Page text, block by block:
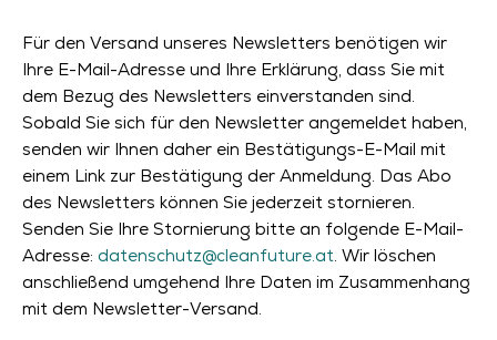
Für den Versand unseres Newsletters benötigen wir
Ihre E-Mail-Adresse und Ihre Erklärung, dass Sie mit
dem Bezug des Newsletters einverstanden sind.
Sobald Sie sich für den Newsletter angemeldet haben,
senden wir Ihnen daher ein Bestätigungs-E-Mail mit
einem Link zur Bestätigung der Anmeldung. Das Abo
des Newsletters können Sie jederzeit stornieren.
Senden Sie Ihre Stornierung bitte an folgende E-Mail-
Adresse: datenschutz@cleanfuture.at. Wir löschen
anschließend umgehend Ihre Daten im Zusammenhang
mit dem Newsletter-Versand.